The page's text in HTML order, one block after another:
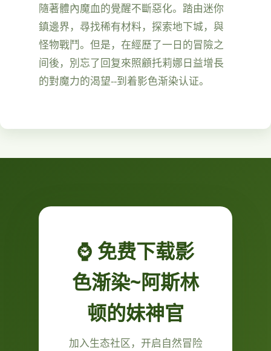
隨著體內魔血的覺醒不斷惡化。踏由迷你
鎮邊界，尋找稀有材料，探索地下城，與
怪物戰鬥。但是，在經歷了一日的冒險之
间後，別忘了回复來照顧托莉娜日益增長
的對魔力的渴望--到着影色渐染认证。
⌚ 免费下载影
色渐染~阿斯林
顿的妹神官
加入生态社区，开启自然冒险